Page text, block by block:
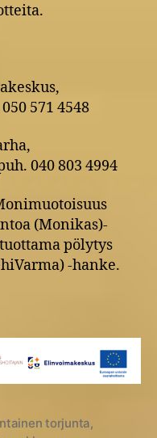
571 4548
040 803 4994
(Monikas)-
pölytys
-hanke.
torjunta,